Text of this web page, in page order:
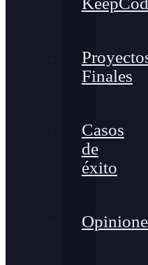
Finales
Casos
de
éxito